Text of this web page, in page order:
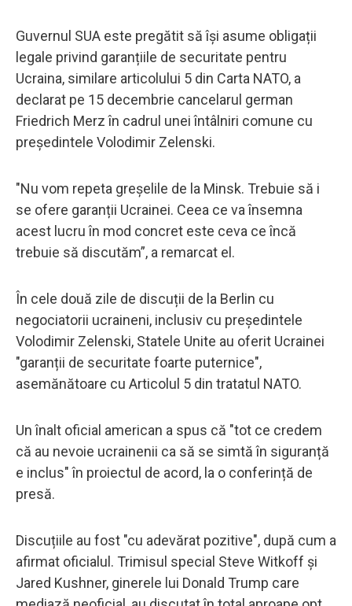
Guvernul SUA este pregătit să își asume obligații
legale privind garanțiile de securitate pentru
Ucraina, similare articolului 5 din Carta NATO, a
declarat pe 15 decembrie cancelarul german
Friedrich Merz în cadrul unei întâlniri comune cu
președintele Volodimir Zelenski.
"Nu vom repeta greșelile de la Minsk. Trebuie să i
se ofere garanții Ucrainei. Ceea ce va însemna
acest lucru în mod concret este ceva ce încă
trebuie să discutăm”, a remarcat el.
În cele două zile de discuții de la Berlin cu
negociatorii ucraineni, inclusiv cu președintele
Volodimir Zelenski, Statele Unite au oferit Ucrainei
"garanții de securitate foarte puternice",
asemănătoare cu Articolul 5 din tratatul NATO.
Un înalt oficial american a spus că "tot ce credem
că au nevoie ucrainenii ca să se simtă în siguranță
e inclus" în proiectul de acord, la o conferință de
presă.
Discuțiile au fost "cu adevărat pozitive", după cum a
afirmat oficialul. Trimisul special Steve Witkoff și
Jared Kushner, ginerele lui Donald Trump care